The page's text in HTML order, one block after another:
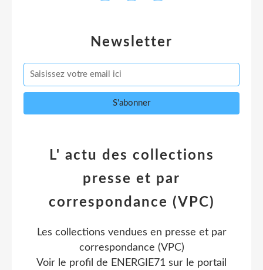
Newsletter
L' actu des collections
presse et par
correspondance (VPC)
Les collections vendues en presse et par
correspondance (VPC)
Voir le profil de ENERGIE71 sur le portail